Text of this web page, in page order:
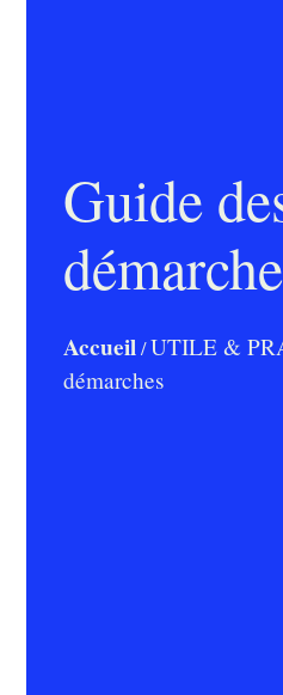
Guide
Accueil/UTILE &
démarches